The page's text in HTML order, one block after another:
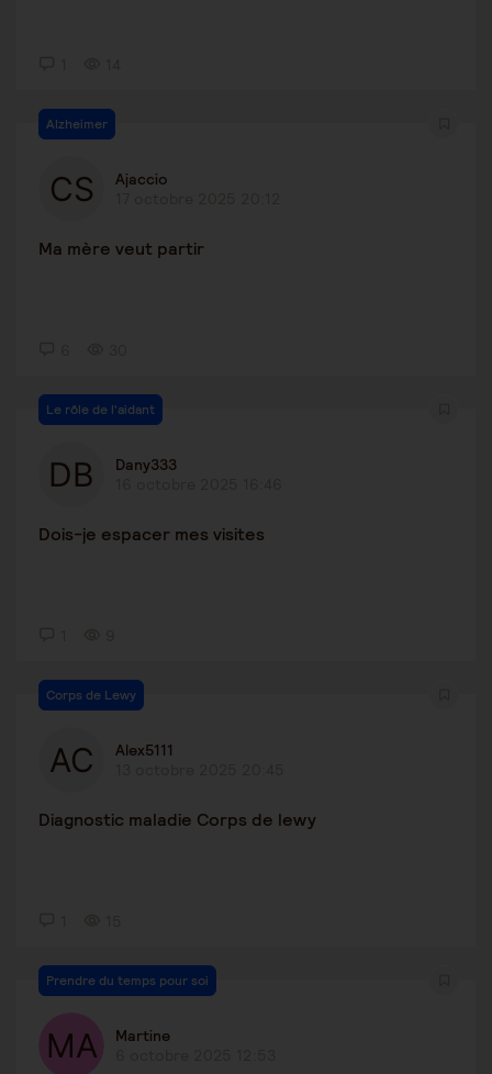
Alzheimer
Ajaccio
Ma mère veut partir
Le rôle de l'aidant
Dany333
Dois-je espacer mes visites
Corps de Lewy
Alex5111
Diagnostic maladie Corps de lewy
Prendre du temps pour soi
Martine